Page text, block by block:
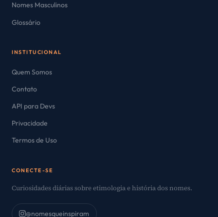
Nomes Masculinos
Glossário
INSTITUCIONAL
Quem Somos
Contato
API para Devs
Privacidade
Termos de Uso
CONECTE-SE
Curiosidades diárias sobre etimologia e história dos nomes.
@nomesqueinspiram